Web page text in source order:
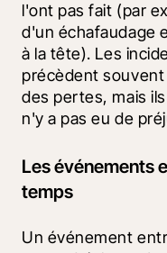
l'ont pas fait (par
d'un échafaudage
à la tête). Les
précèdent
des pertes, mais
n'y a pas eu de
Les événements
temps
Un événement